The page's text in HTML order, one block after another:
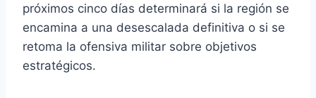
próximos cinco días determinará si la región se
encamina a una desescalada definitiva o si se
retoma la ofensiva militar sobre objetivos
estratégicos.